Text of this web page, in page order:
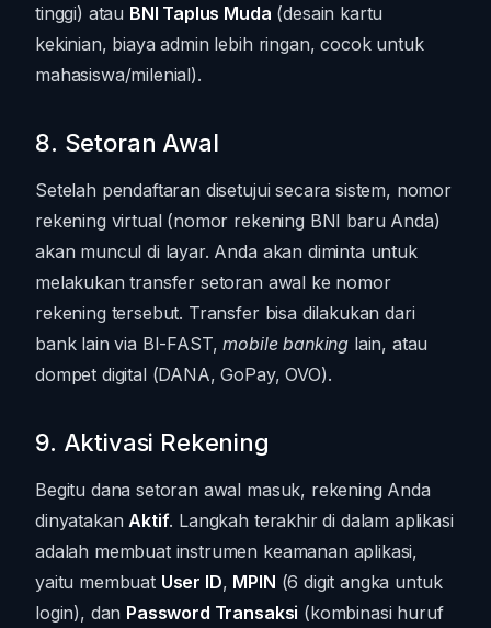
tinggi) atau BNI Taplus Muda (desain kartu
kekinian, biaya admin lebih ringan, cocok untuk
mahasiswa/milenial).
8. Setoran Awal
Setelah pendaftaran disetujui secara sistem, nomor
rekening virtual (nomor rekening BNI baru Anda)
akan muncul di layar. Anda akan diminta untuk
melakukan transfer setoran awal ke nomor
rekening tersebut. Transfer bisa dilakukan dari
bank lain via BI-FAST,mobile banking lain, atau
dompet digital (DANA, GoPay, OVO).
9. Aktivasi Rekening
Begitu dana setoran awal masuk, rekening Anda
dinyatakanAktif. Langkah terakhir di dalam aplikasi
adalah membuat instrumen keamanan aplikasi,
yaitu membuat User ID, MPIN (6 digit angka untuk
login), dan Password Transaksi (kombinasi huruf